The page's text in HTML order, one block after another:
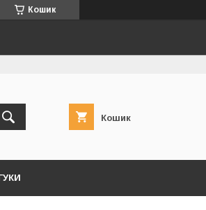
Кошик
Кошик